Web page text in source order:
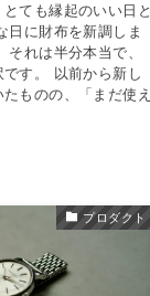
ても縁起のいい日と
日に財布を新調しま
れは半分本当で、
す。 以前から新し
ものの、「まだ使え
プロダクト